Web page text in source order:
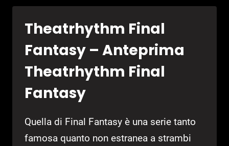
SOCCER
ANTEPRIMA
PRO
EVOLUTION
SOCCER
2012
Theatrhythm Final
Fantasy – Anteprima
Theatrhythm Final
Fantasy
Quella di Final Fantasy è una serie tanto
famosa quanto non estranea a strambi